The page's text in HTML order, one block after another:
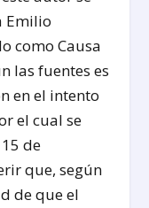
Emilio
como Causa
las fuentes es
en el intento
el cual se
de
que, según
de que el